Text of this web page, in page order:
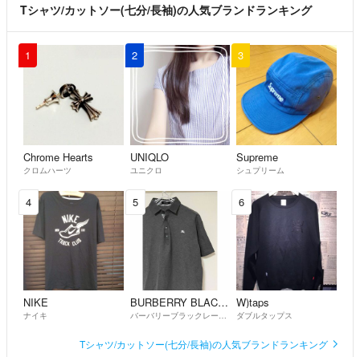
Tシャツ/カットソー(七分/長袖)の人気ブランドランキング
1
Chrome Hearts
クロムハーツ
2
UNIQLO
ユニクロ
3
Supreme
シュプリーム
4
NIKE
ナイキ
5
BURBERRY BLACK LABEL
バーバリーブラックレーベル
6
W)taps
ダブルタップス
Tシャツ/カットソー(七分/長袖)の人気ブランドランキング